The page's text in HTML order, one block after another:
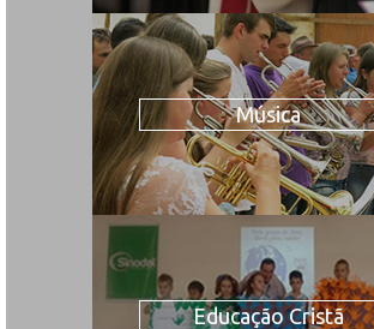
Música
Educação Cristã